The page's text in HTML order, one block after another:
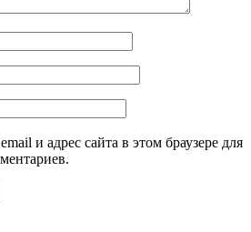
и адрес сайта в этом браузере для